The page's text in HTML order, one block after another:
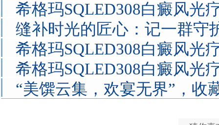
希格玛SQLED308白癜风光
缝补时光的匠心：记一群守
希格玛SQLED308白癜风光
希格玛SQLED308白癜风光
“美馔云集，欢宴无界”，收